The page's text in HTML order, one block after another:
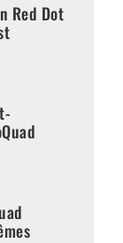
Red Dot